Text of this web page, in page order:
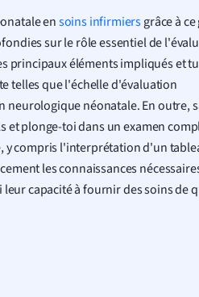
ensoins infirmiersgrâce à
sur le rôle essentiel de
principaux éléments impliqués et tu
telles que l'échelle d'évaluation
neurologique néonatale. En outre,
plonge-toi dans un examen
y compris l'interprétation d'un
les connaissances
capacité à fournir des soins de